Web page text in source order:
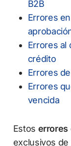
B2B
Errores
Errores al
crédito
Errores
Errores
vencida
Estos errores
exclusivos